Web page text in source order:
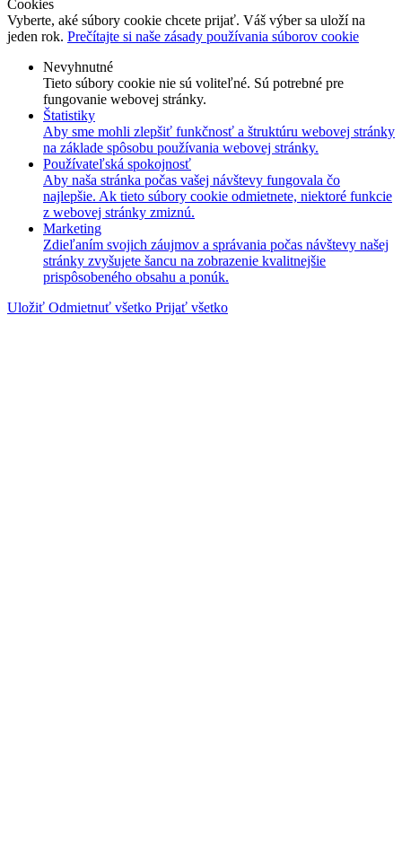
Cookies
Vyberte, aké súbory cookie chcete prijať. Váš výber sa uloží na
jeden rok. Prečítajte si naše zásady používania súborov cookie
Nevyhnutné
Tieto súbory cookie nie sú voliteľné. Sú potrebné pre
fungovanie webovej stránky.
Štatistiky
Aby sme mohli zlepšiť funkčnosť a štruktúru webovej stránky
na základe spôsobu používania webovej stránky.
Používateľská spokojnosť
Aby naša stránka počas vašej návštevy fungovala čo
najlepšie. Ak tieto súbory cookie odmietnete, niektoré funkcie
z webovej stránky zmiznú.
Marketing
Zdieľaním svojich záujmov a správania počas návštevy našej
stránky zvyšujete šancu na zobrazenie kvalitnejšie
prispôsobeného obsahu a ponúk.
Uložiť Odmietnuť všetko Prijať všetko